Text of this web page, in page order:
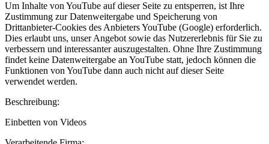
Um Inhalte von YouTube auf dieser Seite zu entsperren, ist Ihre
Zustimmung zur Datenweitergabe und Speicherung von
Drittanbieter-Cookies des Anbieters YouTube (Google) erforderlich.
Dies erlaubt uns, unser Angebot sowie das Nutzererlebnis für Sie zu
verbessern und interessanter auszugestalten. Ohne Ihre Zustimmung
findet keine Datenweitergabe an YouTube statt, jedoch können die
Funktionen von YouTube dann auch nicht auf dieser Seite
verwendet werden.
Beschreibung:
Einbetten von Videos